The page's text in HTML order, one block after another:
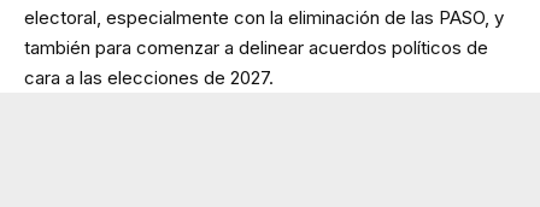
electoral, especialmente con la eliminación de las PASO, y
también para comenzar a delinear acuerdos políticos de
cara a las elecciones de 2027.